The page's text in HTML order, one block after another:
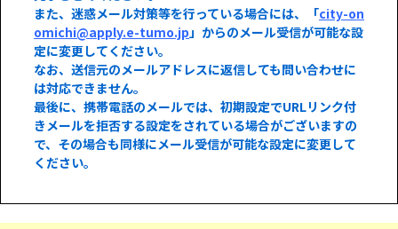
また、迷惑メール対策等を行っている場合には、「city-on
omichi@apply.e-tumo.jp」からのメール受信が可能な設
定に変更してください。
なお、送信元のメールアドレスに返信しても問い合わせに
は対応できません。
最後に、携帯電話のメールでは、初期設定でURLリンク付
きメールを拒否する設定をされている場合がございますの
で、その場合も同様にメール受信が可能な設定に変更して
ください。